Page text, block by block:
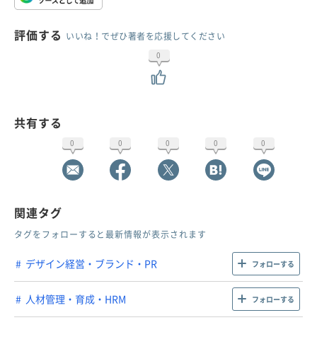
評価する いいね！でぜひ著者を応援してください
0
共有する
0 0 0 0 0
関連タグ
タグをフォローすると最新情報が表示されます
デザイン経営・ブランド・PR フォローする
人材管理・育成・HRM フォローする